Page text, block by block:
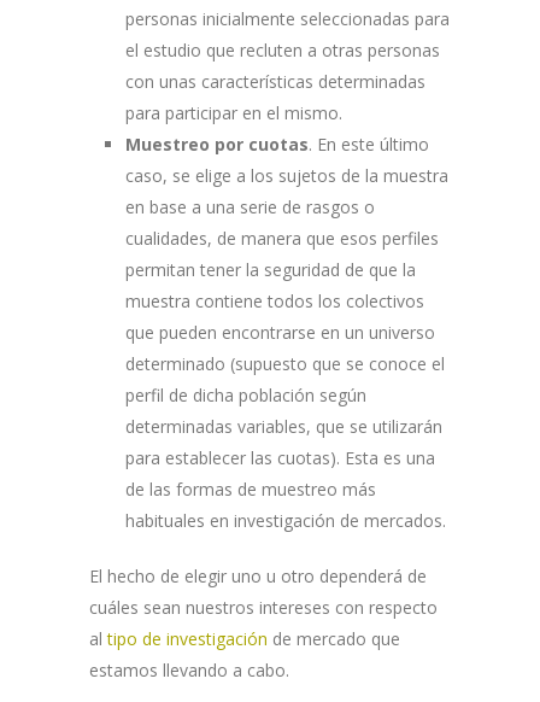
personas inicialmente seleccionadas para
el estudio que recluten a otras personas
con unas características determinadas
para participar en el mismo.
Muestreo por cuotas. En este último
caso, se elige a los sujetos de la muestra
en base a una serie de rasgos o
cualidades, de manera que esos perfiles
permitan tener la seguridad de que la
muestra contiene todos los colectivos
que pueden encontrarse en un universo
determinado (supuesto que se conoce el
perfil de dicha población según
determinadas variables, que se utilizarán
para establecer las cuotas). Esta es una
de las formas de muestreo más
habituales en investigación de mercados.
El hecho de elegir uno u otro dependerá de
cuáles sean nuestros intereses con respecto
altipo de investigación de mercado que
estamos llevando a cabo.